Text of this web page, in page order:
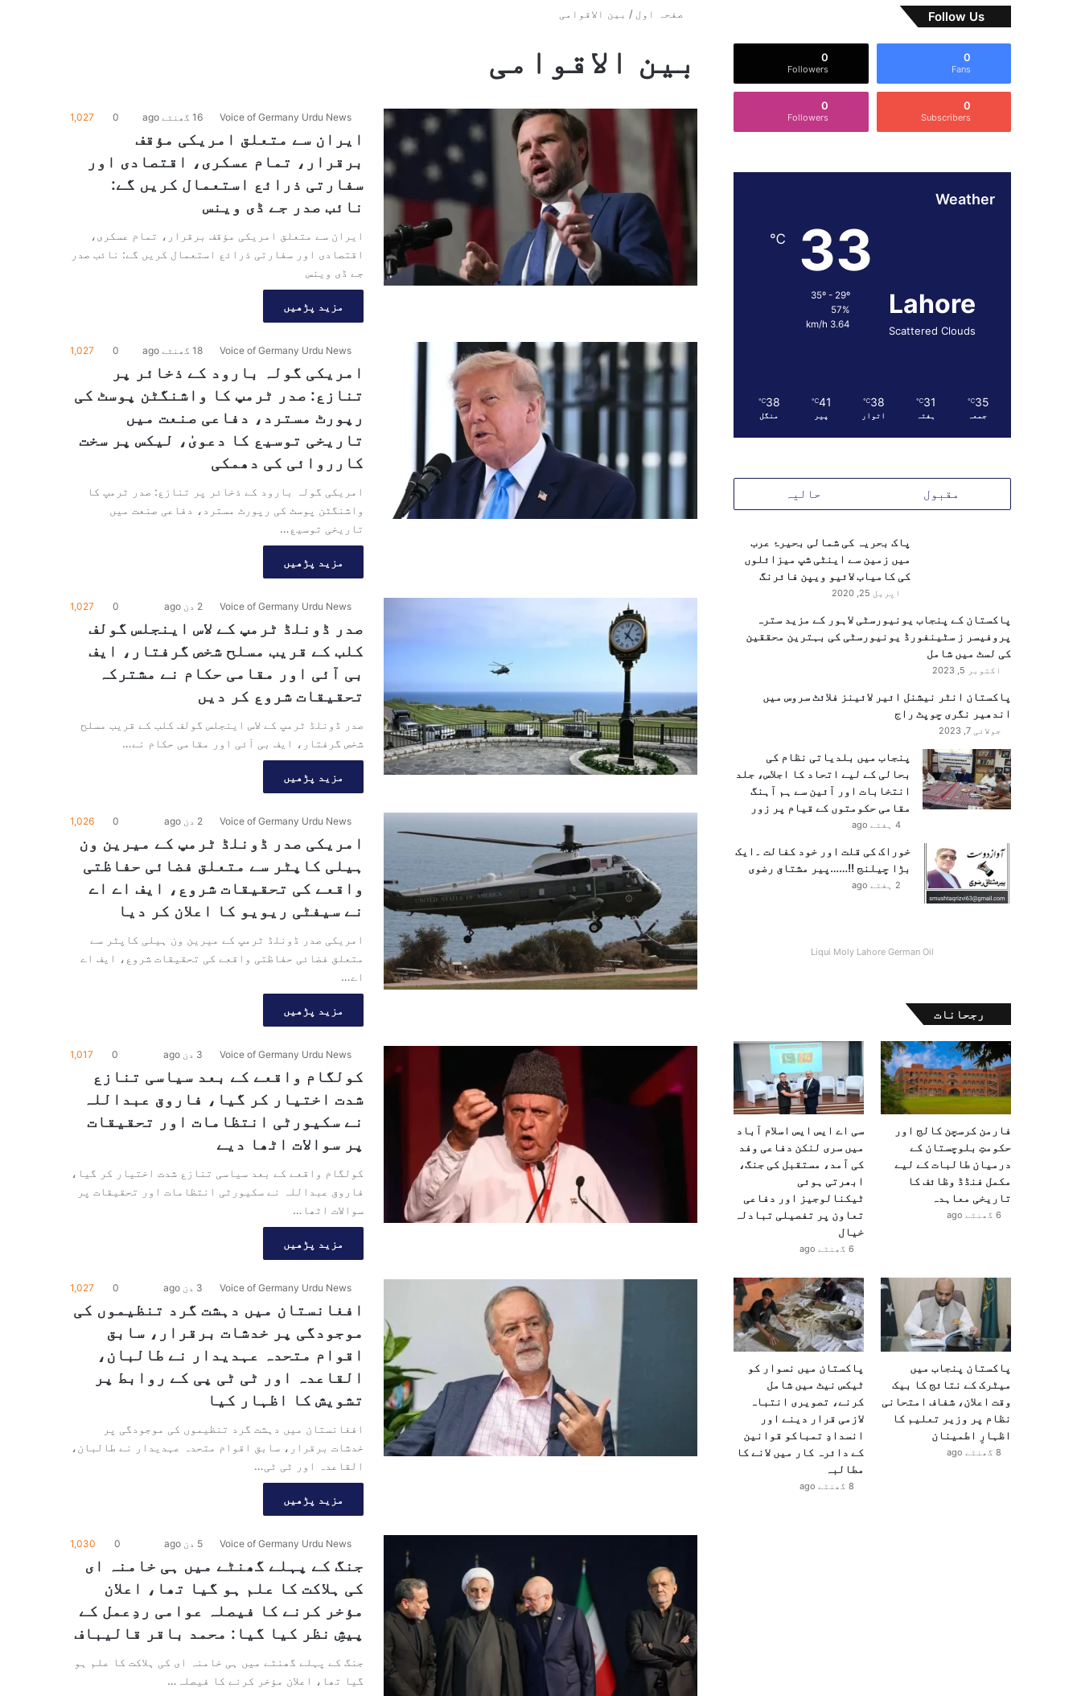
صفحہ اول / بین الاقوامی
بین الاقوامی
Voice of Germany Urdu News 16 گھنٹے ago 0
1,027
ایران سے متعلق امریکی مؤقف
برقرار، تمام عسکری، اقتصادی اور
سفارتی ذرائع استعمال کریں گے:
نائب صدر جے ڈی وینس
ایران سے متعلق امریکی مؤقف برقرار، تمام عسکری،
اقتصادی اور سفارتی ذرائع استعمال کریں گے: نائب صدر
جے ڈی وینس
مزید پڑھیں
Voice of Germany Urdu News 18 گھنٹے ago 0
1,027
امریکی گولہ بارود کے ذخائر پر
تنازع: صدر ٹرمپ کا واشنگٹن پوسٹ کی
رپورٹ مسترد، دفاعی صنعت میں
تاریخی توسیع کا دعویٰ، لیکس پر سخت
کارروائی کی دھمکی
امریکی گولہ بارود کے ذخائر پر تنازع: صدر ٹرمپ کا
واشنگٹن پوسٹ کی رپورٹ مسترد، دفاعی صنعت میں
تاریخی توسیع…
مزید پڑھیں
Voice of Germany Urdu News 2 دن ago 0
1,027
صدر ڈونلڈ ٹرمپ کے لاس اینجلس گولف
کلب کے قریب مسلح شخص گرفتار، ایف
بی آئی اور مقامی حکام نے مشترکہ
تحقیقات شروع کر دیں
صدر ڈونلڈ ٹرمپ کے لاس اینجلس گولف کلب کے قریب مسلح
شخص گرفتار، ایف بی آئی اور مقامی حکام نے…
مزید پڑھیں
Voice of Germany Urdu News 2 دن ago 0
1,026
امریکی صدر ڈونلڈ ٹرمپ کے میرین ون
ہیلی کاپٹر سے متعلق فضائی حفاظتی
واقعے کی تحقیقات شروع، ایف اے اے
نے سیفٹی ریویو کا اعلان کر دیا
امریکی صدر ڈونلڈ ٹرمپ کے میرین ون ہیلی کاپٹر سے
متعلق فضائی حفاظتی واقعے کی تحقیقات شروع، ایف اے
اے…
مزید پڑھیں
Voice of Germany Urdu News 3 دن ago 0
1,017
کولگام واقعے کے بعد سیاسی تنازع
شدت اختیار کر گیا، فاروق عبداللہ
نے سکیورٹی انتظامات اور تحقیقات
پر سوالات اٹھا دیے
کولگام واقعے کے بعد سیاسی تنازع شدت اختیار کر گیا،
فاروق عبداللہ نے سکیورٹی انتظامات اور تحقیقات پر
سوالات اٹھا…
مزید پڑھیں
Voice of Germany Urdu News 3 دن ago 0
1,027
افغانستان میں دہشت گرد تنظیموں کی
موجودگی پر خدشات برقرار، سابق
اقوام متحدہ عہدیدار نے طالبان،
القاعدہ اور ٹی ٹی پی کے روابط پر
تشویش کا اظہار کیا
افغانستان میں دہشت گرد تنظیموں کی موجودگی پر
خدشات برقرار، سابق اقوام متحدہ عہدیدار نے طالبان،
القاعدہ اور ٹی ٹی…
مزید پڑھیں
Voice of Germany Urdu News 5 دن ago 0
1,030
جنگ کے پہلے گھنٹے میں ہی خامنہ ای
کی ہلاکت کا علم ہو گیا تھا، اعلان
مؤخر کرنے کا فیصلہ عوامی ردِعمل کے
پیشِ نظر کیا گیا: محمد باقر قالیباف
جنگ کے پہلے گھنٹے میں ہی خامنہ ای کی ہلاکت کا علم ہو
گیا تھا، اعلان مؤخر کرنے کا فیصلہ…
Follow Us
0
Fans
0
Followers
0
Subscribers
0
Followers
Weather
Lahore
Scattered Clouds
33
℃
35º - 29º
57%
3.64 km/h
35
℃
جمعہ
31
℃
ہفتہ
38
℃
اتوار
41
℃
پیر
38
℃
منگل
مقبول حالیہ
پاک بحریہ کی شمالی بحیرۂ عرب
میں زمین سے اینٹی شپ میزائلوں
کی کامیاب لائیو ویپن فائرنگ
اپریل 25, 2020
پاکستان کے پنجاب یونیورسٹی لاہور کے مزید سترہ
پروفیسر ز سٹینفورڈ یونیورسٹی کی بہترین محققین
کی لسٹ میں شامل
اکتوبر 5, 2023
پاکستان انٹر نیشنل ائیر لائینز فلائٹ سروس میں
اندھیر نگری چوپٹ راج
جولائی 7, 2023
پنجاب میں بلدیاتی نظام کی
بحالی کے لیے اتحاد کا اجلاس، جلد
انتخابات اور آئین سے ہم آہنگ
مقامی حکومتوں کے قیام پر زور
4 ہفتے ago
خوراک کی قلت اور خود کفالت ۔ایک
بڑا چیلنج !!……پیر مشتاق رضوی
2 ہفتے ago
Liqui Moly Lahore German Oil
رجحانات
فارمن کرسچن کالج اور
حکومتِ بلوچستان کے
درمیان طالبات کے لیے
مکمل فنڈڈ وظائف کا
تاریخی معاہدہ
6 گھنٹے ago
سی اے ایس ایس اسلام آباد
میں سری لنکن دفاعی وفد
کی آمد، مستقبل کی جنگ،
ابھرتی ہوئی
ٹیکنالوجیز اور دفاعی
تعاون پر تفصیلی تبادلہ
خیال
6 گھنٹے ago
پاکستان پنجاب میں
میٹرک کے نتائج کا بیک
وقت اعلان، شفاف امتحانی
نظام پر وزیر تعلیم کا
اظہارِ اطمینان
8 گھنٹے ago
پاکستان میں نسوار کو
ٹیکس نیٹ میں شامل
کرنے، تصویری انتباہ
لازمی قرار دینے اور
انسدادِ تمباکو قوانین
کے دائرہ کار میں لانے کا
مطالبہ
8 گھنٹے ago